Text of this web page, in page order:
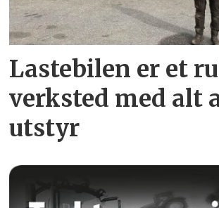
Lastebilen er et
verksted med alt
utstyr